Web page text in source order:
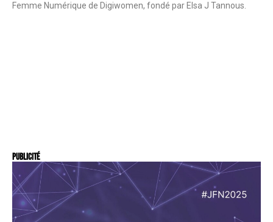
Femme Numérique de Digiwomen, fondé par Elsa J Tannous.
Publicité